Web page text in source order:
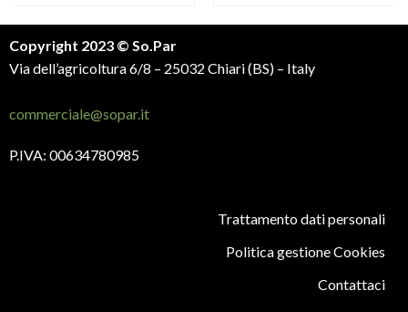
Copyright 2023 © So.Par
Via dell’agricoltura 6/8 – 25032 Chiari (BS) – Italy
commerciale@sopar.it
P.IVA: 00634780985
Trattamento dati personali
Politica gestione Cookies
Contattaci